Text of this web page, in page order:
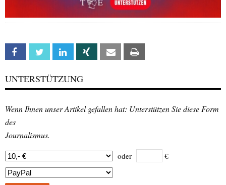
Facebook Twitter Linkedin Xing Email
UNTERSTÜTZUNG
Wenn Ihnen unser Artikel gefallen hat: Unterstützen Sie diese Form
des
Journalismus.
oder €